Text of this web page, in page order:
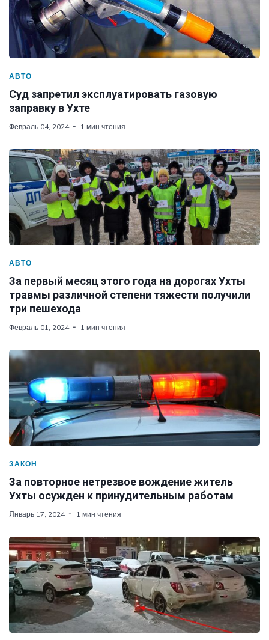
АВТО
Суд запретил эксплуатировать газовую
заправку в Ухте
Февраль 04, 2024 1 мин чтения
АВТО
За первый месяц этого года на дорогах Ухты
травмы различной степени тяжести получили
три пешехода
Февраль 01, 2024 1 мин чтения
ЗАКОН
За повторное нетрезвое вождение житель
Ухты осужден к принудительным работам
Январь 17, 2024 1 мин чтения